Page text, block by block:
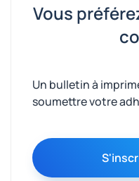
Vous
Un bulletin à
soumettre votre